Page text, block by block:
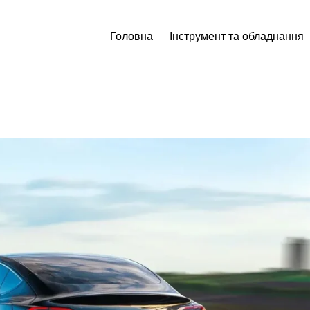
Головна Інструмент та обладнання